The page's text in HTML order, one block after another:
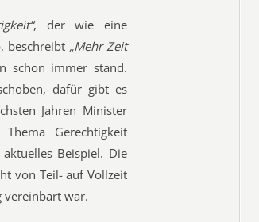
, der wie eine
beschreibt „Mehr Zeit
schon immer stand.
dafür gibt es
Jahren Minister
Gerechtigkeit
Beispiel. Die
von Teil- auf Vollzeit
vereinbart war.